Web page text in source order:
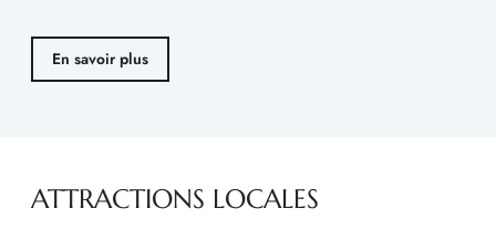
En savoir plus
ATTRACTIONS LOCALES